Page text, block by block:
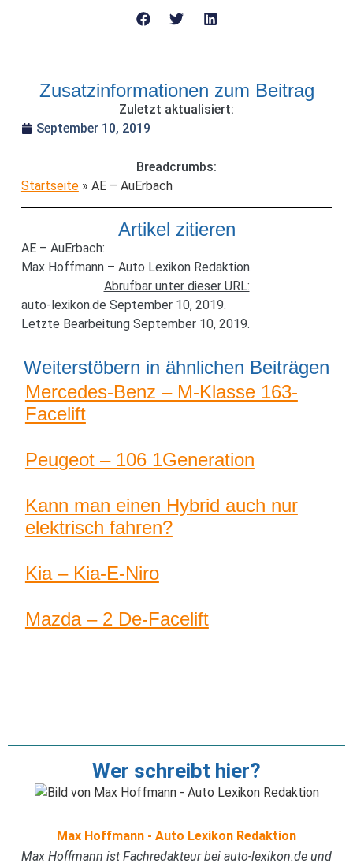
Zusatzinformationen zum Beitrag
Zuletzt aktualisiert:
September 10, 2019
Breadcrumbs:
Startseite» AE – AuErbach
Artikel zitieren
AE – AuErbach:
Max Hoffmann – Auto Lexikon Redaktion.
Abrufbar unter dieser URL:
auto-lexikon.de September 10, 2019.
Letzte Bearbeitung September 10, 2019.
Weiterstöbern in ähnlichen Beiträgen
Mercedes-Benz – M-Klasse 163-
Facelift
Peugeot – 106 1Generation
Kann man einen Hybrid auch nur
elektrisch fahren?
Kia – Kia-E-Niro
Mazda – 2 De-Facelift
Wer schreibt hier?
Max Hoffmann - Auto Lexikon Redaktion
Max Hoffmann ist Fachredakteur bei auto-lexikon.de und